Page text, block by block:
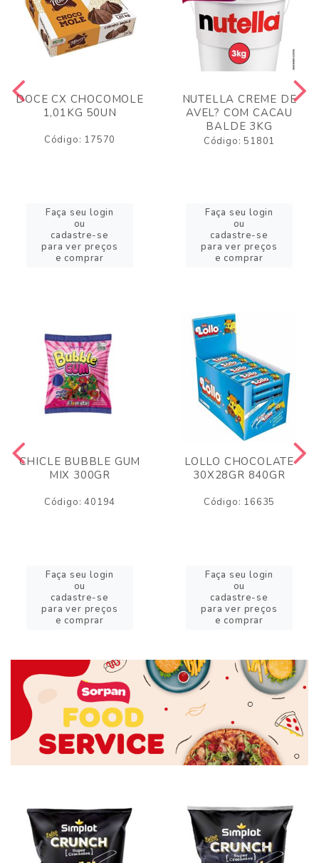
DOCE CX CHOCOMOLE
1,01KG 50UN
Código: 17570
Faça seu login
ou
cadastre-se
para ver preços
e comprar
NUTELLA CREME DE
AVEL? COM CACAU
BALDE 3KG
Código: 51801
Faça seu login
ou
cadastre-se
para ver preços
e comprar
CHICLE BUBBLE GUM
MIX 300GR
Código: 40194
Faça seu login
ou
cadastre-se
para ver preços
e comprar
LOLLO CHOCOLATE
30X28GR 840GR
Código: 16635
Faça seu login
ou
cadastre-se
para ver preços
e comprar